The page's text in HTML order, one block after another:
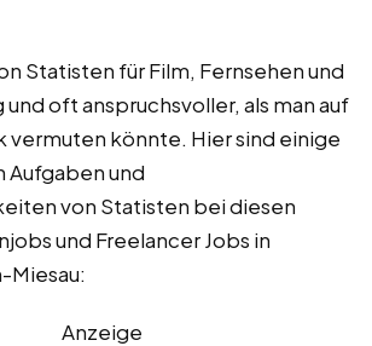
Statisten für Film, Fernsehen und
und oft anspruchsvoller, als man auf
vermuten könnte. Hier sind einige
und
von Statisten bei diesen
und Freelancer Jobs in
Miesau:
Anzeige